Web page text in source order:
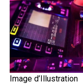
Image d’Illustration